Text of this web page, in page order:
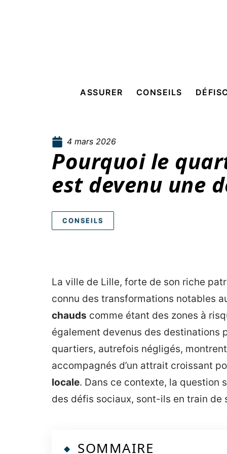
ASSURER CONSEILS
4 mars 2026
Pourquoi le
est devenu une
CONSEILS
La ville de Lille, forte de son riche
connu des transformations notables
chauds comme étant des zones à
également devenus des destinations
quartiers, autrefois négligés,
accompagnés d’un attrait croissant
locale. Dans ce contexte, la question
des défis sociaux, sont-ils en train de
SOMMAIRE